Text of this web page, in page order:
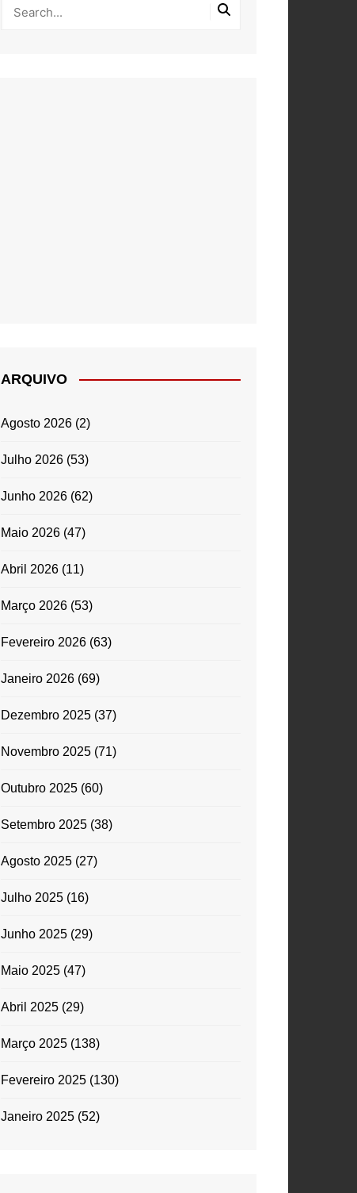
ARQUIVO
Agosto 2026(2)
Julho 2026(53)
Junho 2026(62)
Maio 2026(47)
Abril 2026(11)
Março 2026(53)
Fevereiro 2026(63)
Janeiro 2026(69)
Dezembro 2025(37)
Novembro 2025(71)
Outubro 2025(60)
Setembro 2025(38)
Agosto 2025(27)
Julho 2025(16)
Junho 2025(29)
Maio 2025(47)
Abril 2025(29)
Março 2025(138)
Fevereiro 2025(130)
Janeiro 2025(52)